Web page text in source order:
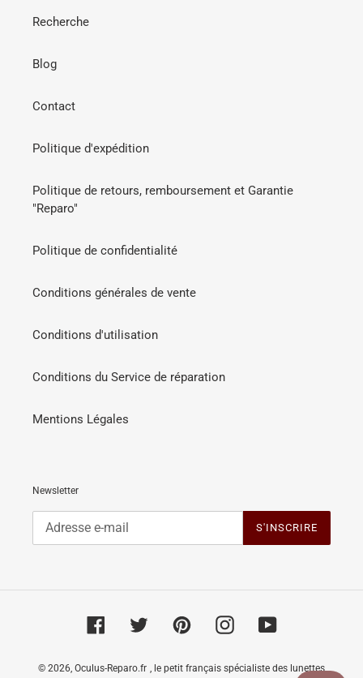
Recherche
Blog
Contact
Politique d'expédition
Politique de retours, remboursement et Garantie
"Reparo"
Politique de confidentialité
Conditions générales de vente
Conditions d'utilisation
Conditions du Service de réparation
Mentions Légales
Newsletter
S'INSCRIRE
FacebookTwitter PinterestInstagramYouTube
© 2026, Oculus-Reparo.fr , le petit français spécialiste des lunettes